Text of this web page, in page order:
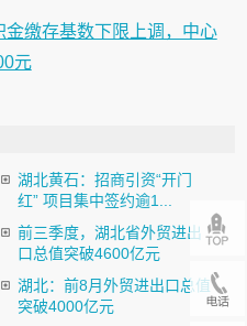
缴存基数下限上调，中心
元
湖北黄石：招商引资“开门
红” 项目集中签约逾1...
前三季度，湖北省外贸进出
口总值突破4600亿元
湖北：前8月外贸进出口总值
突破4000亿元